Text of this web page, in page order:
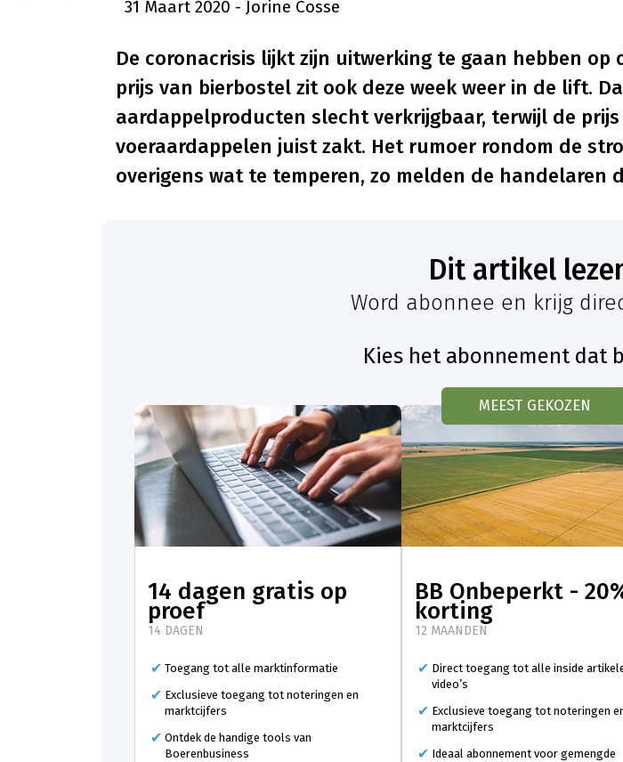
31 Maart 2020 - Jorine Cosse
De coronacrisis lijkt zijn uitwerking te gaan hebben op
prijs van bierbostel zit ook deze week weer in de lift.
aardappelproducten slecht verkrijgbaar, terwijl de prijs
voeraardappelen juist zakt. Het rumoer rondom de
overigens wat te temperen, zo melden de handelaren
Dit artikel
Word abonnee en krijg
Kies het abonnement dat
14 dagen gratis op
proef
14 DAGEN
Toegang tot alle marktinformatie
Exclusieve toegang tot noteringen en
marktcijfers
Ontdek de handige tools van
Boerenbusiness
MEEST GEKOZEN
BB Onbeperkt -
korting
12 MAANDEN
Direct toegang tot alle inside
video’s
Exclusieve toegang tot noteringen
marktcijfers
Ideaal abonnement voor gemengde